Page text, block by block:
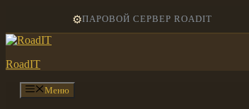
содержимому
⚙️ПАРОВОЙ СЕРВЕР ROADIT
RoadIT
Меню